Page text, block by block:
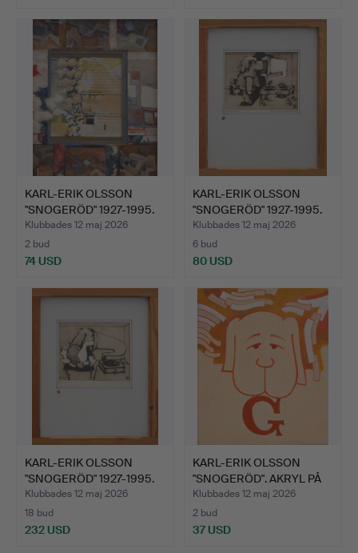
KARL-ERIK OLSSON
"SNOGERÖD" 1927-1995.
BLA…
Klubbades 12 maj 2026
2 bud
74 USD
KARL-ERIK OLSSON
"SNOGERÖD" 1927-1995.
ETS…
Klubbades 12 maj 2026
6 bud
80 USD
KARL-ERIK OLSSON
"SNOGERÖD" 1927-1995.
ETS…
Klubbades 12 maj 2026
18 bud
232 USD
KARL-ERIK OLSSON
"SNOGERÖD". AKRYL PÅ
DUK,…
Klubbades 12 maj 2026
2 bud
37 USD